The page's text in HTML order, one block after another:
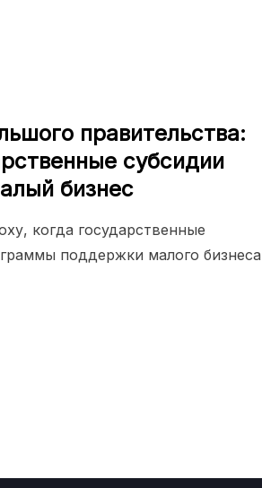
правительства:
субсидии
бизнес
когда государственные
поддержки малого бизнеса